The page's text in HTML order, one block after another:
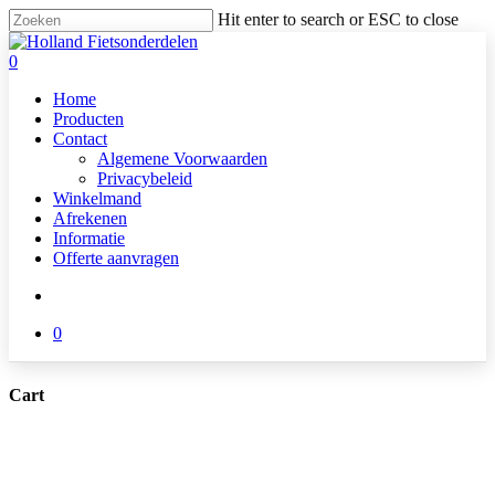
Skip
to
main
Hit enter to search or ESC to close
Close
Search
search
0
Home
Producten
Contact
Algemene Voorwaarden
Privacybeleid
Winkelmand
Afrekenen
Informatie
Offerte aanvragen
0
Cart